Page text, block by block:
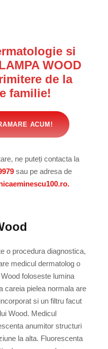
si
WOOD
de la
familie!
ACUM!
ne puteți contacta la
sau pe adresa de
o procedura diagnostica,
medicul dermatolog o
foloseste lumina
careia pielea normala are
si un filtru facut
Wood. Medicul
anumitor structuri
la alta. Fluorescenta